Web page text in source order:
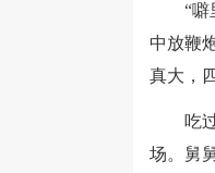
“噼里
中放鞭
真大，
吃过
场。舅